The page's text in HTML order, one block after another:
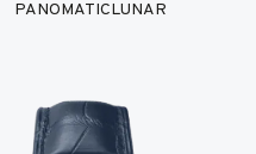
PANOMATICLUNAR